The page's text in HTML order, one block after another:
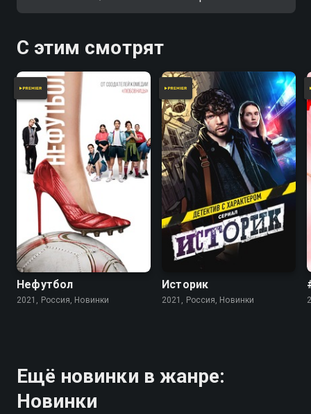
С этим смотрят
Нефутбол
2021, Россия, Новинки
Историк
2021, Россия, Новинки
Ещё новинки в жанре:
Новинки